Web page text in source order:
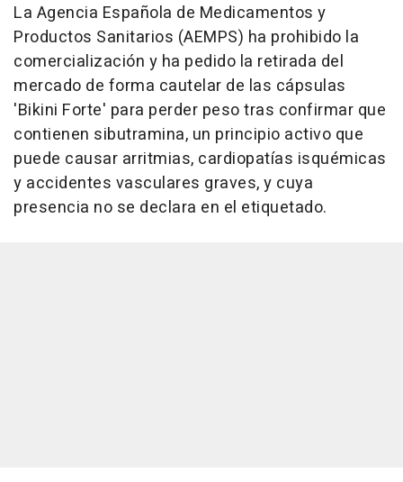
La Agencia Española de Medicamentos y
Productos Sanitarios (AEMPS) ha prohibido la
comercialización y ha pedido la retirada del
mercado de forma cautelar de las cápsulas
'Bikini Forte' para perder peso tras confirmar que
contienen sibutramina, un principio activo que
puede causar arritmias, cardiopatías isquémicas
y accidentes vasculares graves, y cuya
presencia no se declara en el etiquetado.